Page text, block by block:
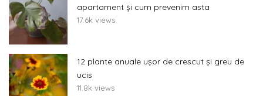
apartament și cum prevenim asta
17.6k views
12 plante anuale ușor de crescut și greu de
ucis
11.8k views